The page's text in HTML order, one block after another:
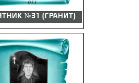
№31 (ГРАНИТ)